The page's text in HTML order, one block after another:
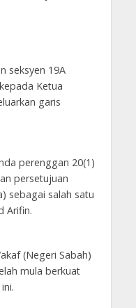
seksyen 19A
Ketua
garis
perenggan 20(1)
persetujuan
sebagai salah satu
Arifin.
(Negeri Sabah)
mula berkuat